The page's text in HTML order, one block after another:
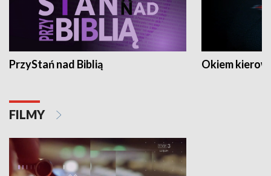
PrzyStań nad Biblią Okiem
FILMY